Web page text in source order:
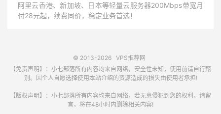
阿里云香港、新加坡、日本等轻量云服务器200Mbps带宽月
付28元起，续费同价，稳定业务首选！
© 2013-2026 VPS推荐网
【免责声明】：小七部落所有内容均来自网络，安全性未知，使用前请自行甄
别。因个人自愿选择使用本站介绍的资源造成的损失由使用者承担!
【版权声明】：小七部落所有内容均来自网络，若无意侵犯到您的权利，请留
言，将在48小时内删除相关内容!